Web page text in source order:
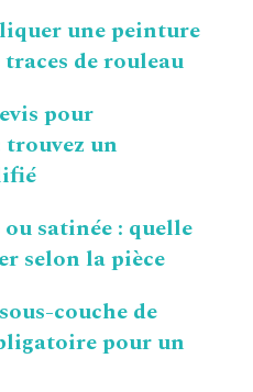
une peinture
de rouleau
pour
un
satinée : quelle
selon la pièce
couche de
pour un